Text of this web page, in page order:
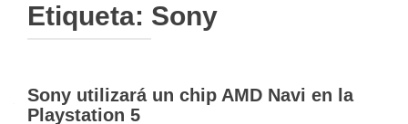
Etiqueta: Sony
Sony utilizará un chip AMD Navi en la
Playstation 5